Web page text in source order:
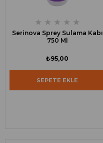
★ ★ ★ ★ ★
Serinova Sprey Sulama Kabı
750 Ml
₺95,00
SEPETE EKLE